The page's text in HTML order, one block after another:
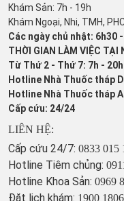
Khám Sản: 7h - 19h
Khám Ngoại, Nhi, TMH,
Các ngày chủ nhật: 6h30
THỜI GIAN LÀM VIỆC TẠI
Từ Thứ 2 - Thứ 7: 7h -
Hotline Nhà Thuốc tháp
Hotline Nhà Thuốc tháp
Cấp cứu: 24/24
LIÊN HỆ:
Cấp cứu 24/7: 0833 015
Hotline Tiêm chủng:
Hotline Khoa Sản: 0969
Đặt lịch khám: 1900 1806